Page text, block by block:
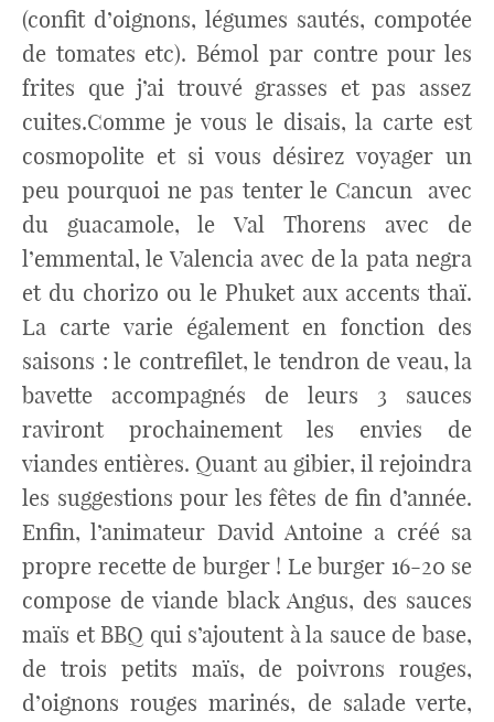
(confit d’oignons, légumes sautés, compotée
de tomates etc). Bémol par contre pour les
frites que j’ai trouvé grasses et pas assez
cuites.Comme je vous le disais, la carte est
cosmopolite et si vous désirez voyager un
peu pourquoi ne pas tenter le Cancun avec
du guacamole, le Val Thorens avec de
l’emmental, le Valencia avec de la pata negra
et du chorizo ou le Phuket aux accents thaï.
La carte varie également en fonction des
saisons : le contrefilet, le tendron de veau, la
bavette accompagnés de leurs 3 sauces
raviront prochainement les envies de
viandes entières. Quant au gibier, il rejoindra
les suggestions pour les fêtes de fin d’année.
Enfin, l’animateur David Antoine a créé sa
propre recette de burger ! Le burger 16-20 se
compose de viande black Angus, des sauces
maïs et BBQ qui s’ajoutent à la sauce de base,
de trois petits maïs, de poivrons rouges,
d’oignons rouges marinés, de salade verte,